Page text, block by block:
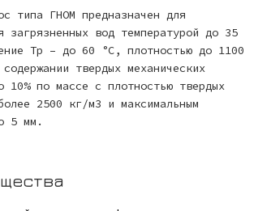
типа ГНОМ предназначен для
загрязненных вод температурой до 35
Тр – до 60 °С, плотностью до 1100
твердых механических
10% по массе с плотностью твердых
2500 кг/м3 и максимальным
5 мм.